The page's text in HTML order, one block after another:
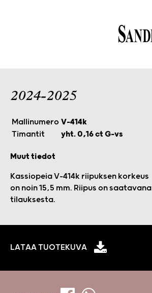
2024-2025
Mallinumero V-414k
Timantit
yht. 0,16 ct G-vs
Muut tiedot
Kassiopeia V-414k riipuksen korkeus
on noin 15,5 mm. Riipus on saatavana
tilauksesta.
LATAA TUOTEKUVA